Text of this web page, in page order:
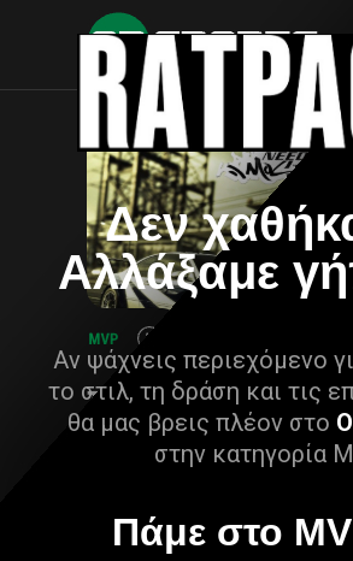
Δεν
Αλλάξαμε
Αν ψάχνεις περιεχόμενο
το στιλ, τη δράση και τις
θα μας βρεις πλέον στο
στην κατηγορία
Πάμε στο